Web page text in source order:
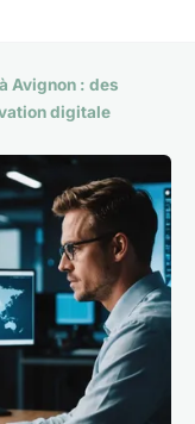
Avignon : des
digitale